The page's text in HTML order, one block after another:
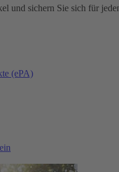
und sichern Sie sich für
(ePA)